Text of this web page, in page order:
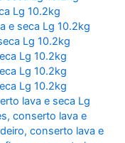
Lg 10.2kg
e seca Lg 10.2kg
Lg 10.2kg
Lg 10.2kg
Lg 10.2kg
Lg 10.2kg
lava e seca Lg
,conserto lava e
,conserto lava e